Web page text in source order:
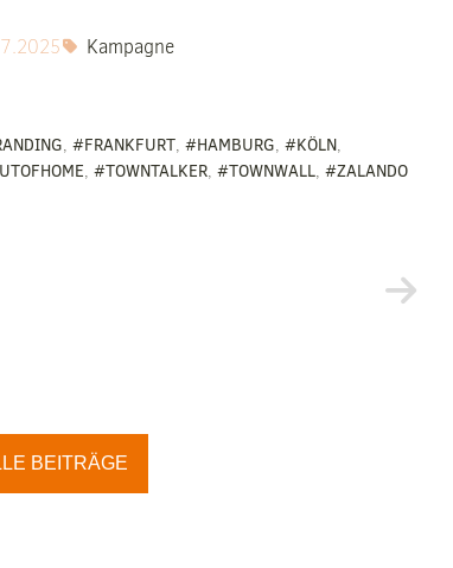
Kampagne
,#FRANKFURT,#HAMBURG,#KÖLN,
, #TOWNTALKER, #TOWNWALL, #ZALANDO
BEITRÄGE